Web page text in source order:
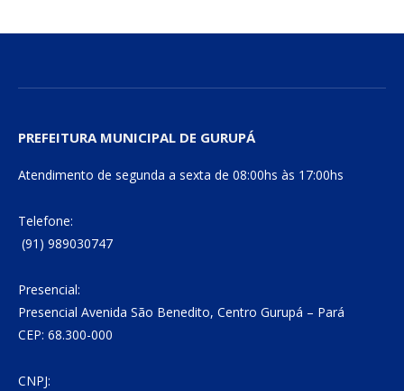
PREFEITURA MUNICIPAL DE GURUPÁ
Atendimento de segunda a sexta de 08:00hs às 17:00hs
Telefone:
(91) 989030747
Presencial:
Presencial Avenida São Benedito, Centro Gurupá – Pará
CEP: 68.300-000
CNPJ: